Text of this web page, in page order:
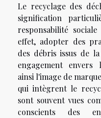
Le recyclage des
signification
responsabilité
effet, adopter des
des débris issus de
engagement envers
ainsi l'image de
qui intègrent le
sont souvent vues
conscients des